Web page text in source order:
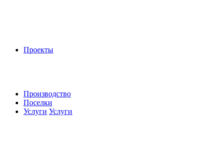
Проекты
Производство
Поселки
Услуги Услуги